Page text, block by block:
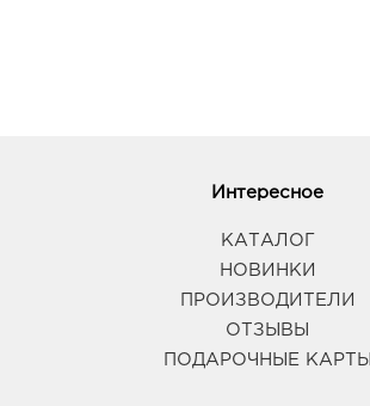
Интересное
КАТАЛОГ
НОВИНКИ
ПРОИЗВОДИТЕЛИ
ОТЗЫВЫ
ПОДАРОЧНЫЕ КАРТЫ